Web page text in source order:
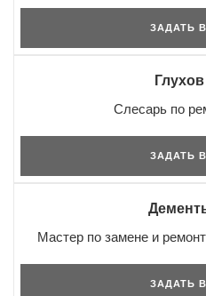
ЗАДАТЬ
Слесарь по
ЗАДАТЬ
Мастер по замене и
ЗАДАТЬ